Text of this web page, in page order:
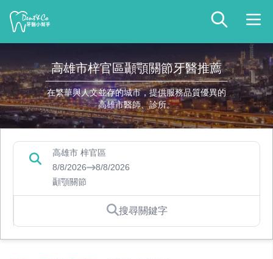
高雄市梓官區顳顎關節牙醫推薦
在繁華與人文並存的城市，提供服務品質優異的
高雄市醫師、診所。
高雄市 梓官區
8/8/2026
8/8/2026
顳顎關節
搜尋關鍵字